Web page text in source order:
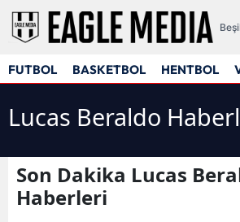
FUTBOL BASKETBOL HENTBOL
Lucas Beraldo
Son Dakika Lucas
Haberleri